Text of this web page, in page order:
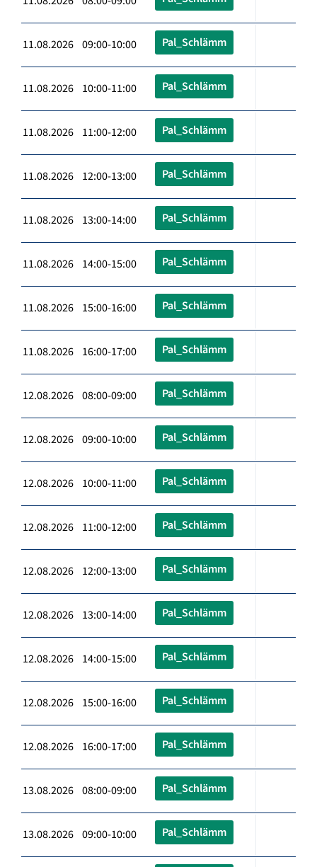
11.08.2026 09:00-10:00 Pal_Schlämm
11.08.2026 10:00-11:00 Pal_Schlämm
11.08.2026 11:00-12:00 Pal_Schlämm
11.08.2026 12:00-13:00 Pal_Schlämm
11.08.2026 13:00-14:00 Pal_Schlämm
11.08.2026 14:00-15:00 Pal_Schlämm
11.08.2026 15:00-16:00 Pal_Schlämm
11.08.2026 16:00-17:00 Pal_Schlämm
12.08.2026 08:00-09:00 Pal_Schlämm
12.08.2026 09:00-10:00 Pal_Schlämm
12.08.2026 10:00-11:00 Pal_Schlämm
12.08.2026 11:00-12:00 Pal_Schlämm
12.08.2026 12:00-13:00 Pal_Schlämm
12.08.2026 13:00-14:00 Pal_Schlämm
12.08.2026 14:00-15:00 Pal_Schlämm
12.08.2026 15:00-16:00 Pal_Schlämm
12.08.2026 16:00-17:00 Pal_Schlämm
13.08.2026 08:00-09:00 Pal_Schlämm
13.08.2026 09:00-10:00 Pal_Schlämm